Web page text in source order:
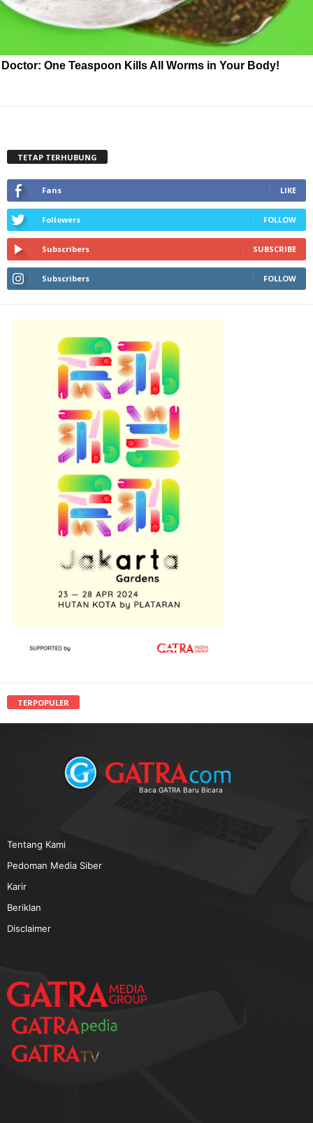
Doctor: One Teaspoon Kills All Worms in Your Body!
TETAP TERHUBUNG
Fans LIKE
Followers FOLLOW
Subscribers SUBSCRIBE
Subscribers FOLLOW
TERPOPULER
Baca GATRA Baru Bicara
Tentang Kami
Pedoman Media Siber
Karir
Beriklan
Disclaimer